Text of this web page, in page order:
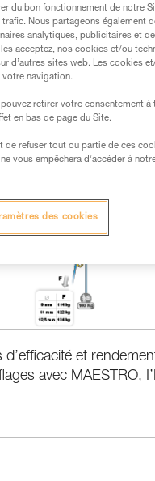
techniques
d’efficacité et
avec MAESTRO,
du bon fonctionnement de notre
trafic. Nous partageons également
analytiques, publicitaires et
acceptez, nos cookies et/ou
d’autres sites web. Les cookies
votre navigation.
pouvez retirer votre consentement
en bas de page du Site.
de refuser tout ou partie de ces
vous empêchera d’accéder à
des cookies